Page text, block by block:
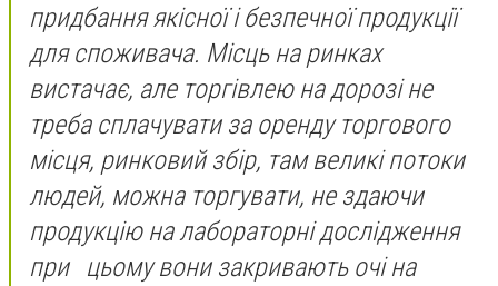
придбання якісної і безпечної продукції
для споживача. Місць на ринках
вистачає, але торгівлею на дорозі не
треба сплачувати за оренду торгового
місця, ринковий збір, там великі потоки
людей, можна торгувати, не здаючи
продукцію на лабораторні дослідження
при цьому вони закривають очі на